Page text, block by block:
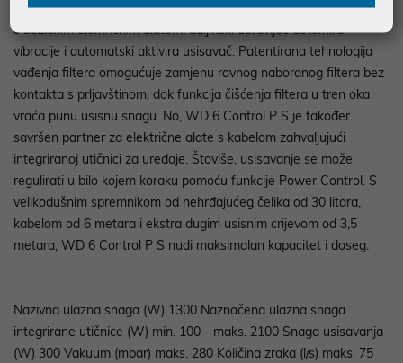
upravljača za dodatnu praktičnost. Posebnost: čim počnete raditi
s bežičnim električnim alatom, daljinski upravljač detektira
vibracije i automatski aktivira usisavač. Patentirana tehnologija
vađenja filtera omogućuje zamjenu ravnog naboranog filtera bez
kontakta s prljavštinom, dok funkcija čišćenja filtera u tren oka
vraća punu usisnu snagu. No, WD 6 Control P S je također
savršen partner za električne alate s kabelom zahvaljujući
integriranoj utičnici za uređaje. Štoviše, usisavanje se može
regulirati u bilo kojem koraku pomoću funkcije Power Control. S
velikodušnim spremnikom od nehrđajućeg čelika od 30 litara,
kabelom od 6 metara i ekstra dugim usisnim crijevom od 3,5
metara, WD 6 Control P S nudi maksimalan kapacitet i doseg.
Nazivna ulazna snaga (W) 1300 Naznačena ulazna snaga
integrirane utičnice (W) min. 100 - maks. 2100 Snaga usisavanja
(W) 300 Vakuum (mbar) maks. 280 Količina zraka (l/s) maks. 75